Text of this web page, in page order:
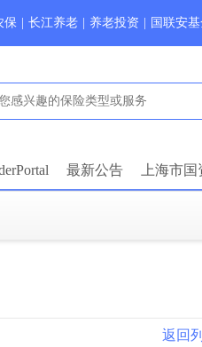
保 长江养老 养老投资 国联安
最新公告 上海市
返回